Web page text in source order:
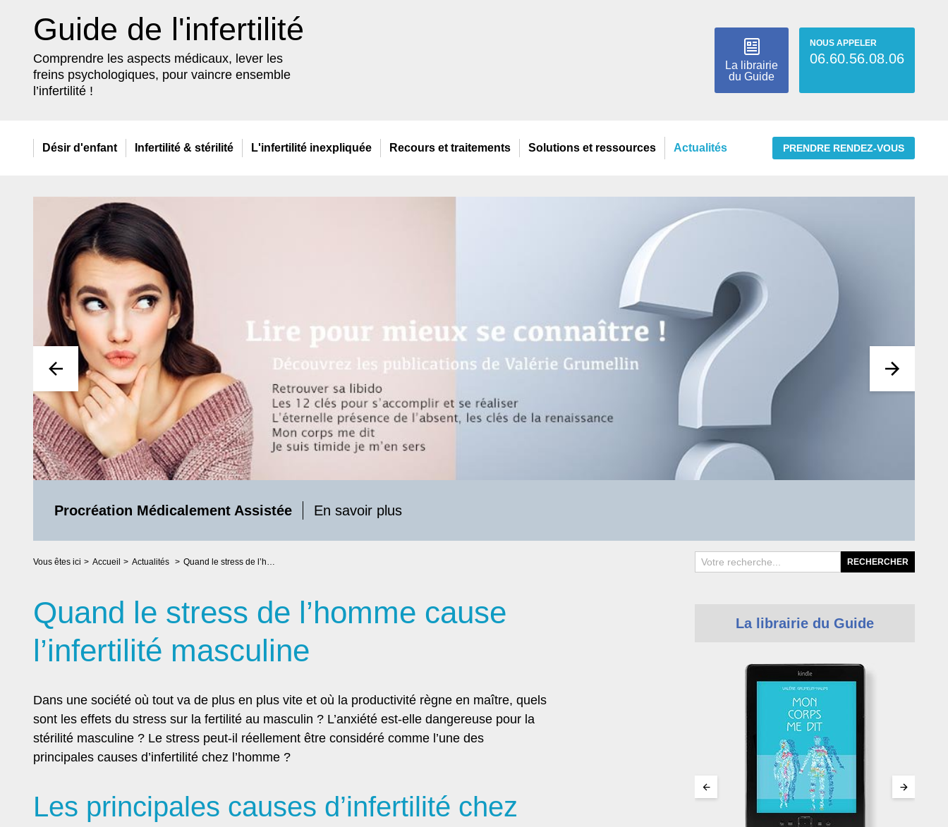
Guide de l'infertilité
Comprendre les aspects médicaux, lever les
freins psychologiques, pour vaincre ensemble
l’infertilité !
La librairie
du Guide
NOUS APPELER
06.60.56.08.06
Désir d'enfant Infertilité & stérilité L'infertilité inexpliquée Recours et traitements Solutions et ressources Actualités PRENDRE RENDEZ-VOUS
Procréation Médicalement Assistée En savoir plus
Vous êtes ici Accueil Actualités Quand le stress de l’homme cause l’infertilité masculine
Quand le stress de l’homme cause
l’infertilité masculine
Dans une société où tout va de plus en plus vite et où la productivité règne en maître, quels
sont les effets du stress sur la fertilité au masculin ? L’anxiété est-elle dangereuse pour la
stérilité masculine ? Le stress peut-il réellement être considéré comme l’une des
principales causes d’infertilité chez l’homme ?
Les principales causes d’infertilité chez
La librairie du Guide